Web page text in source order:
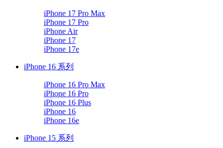
iPhone 17 Pro Max
iPhone 17 Pro
iPhone Air
iPhone 17
iPhone 17e
iPhone 16 系列
iPhone 16 Pro Max
iPhone 16 Pro
iPhone 16 Plus
iPhone 16
iPhone 16e
iPhone 15 系列